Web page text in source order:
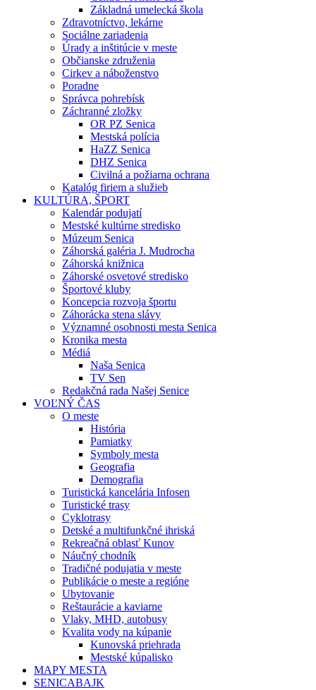
Základná umelecká škola
Zdravotníctvo, lekárne
Sociálne zariadenia
Úrady a inštitúcie v meste
Občianske združenia
Cirkev a náboženstvo
Poradne
Správca pohrebísk
Záchranné zložky
OR PZ Senica
Mestská polícia
HaZZ Senica
DHZ Senica
Civilná a požiarna ochrana
Katalóg firiem a služieb
KULTÚRA, ŠPORT
Kalendár podujatí
Mestské kultúrne stredisko
Múzeum Senica
Záhorská galéria J. Mudrocha
Záhorská knižnica
Záhorské osvetové stredisko
Športové kluby
Koncepcia rozvoja športu
Záhorácka stena slávy
Významné osobnosti mesta Senica
Kronika mesta
Médiá
Naša Senica
TV Sen
Redakčná rada Našej Senice
VOĽNÝ ČAS
O meste
História
Pamiatky
Symboly mesta
Geografia
Demografia
Turistická kancelária Infosen
Turistické trasy
Cyklotrasy
Detské a multifunkčné ihriská
Rekreačná oblasť Kunov
Náučný chodník
Tradičné podujatia v meste
Publikácie o meste a regióne
Ubytovanie
Reštaurácie a kaviarne
Vlaky, MHD, autobusy
Kvalita vody na kúpanie
Kunovská priehrada
Mestské kúpalisko
MAPY MESTA
SENICABAJK